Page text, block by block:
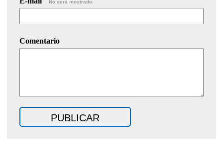
No será mostrado.
Comentario